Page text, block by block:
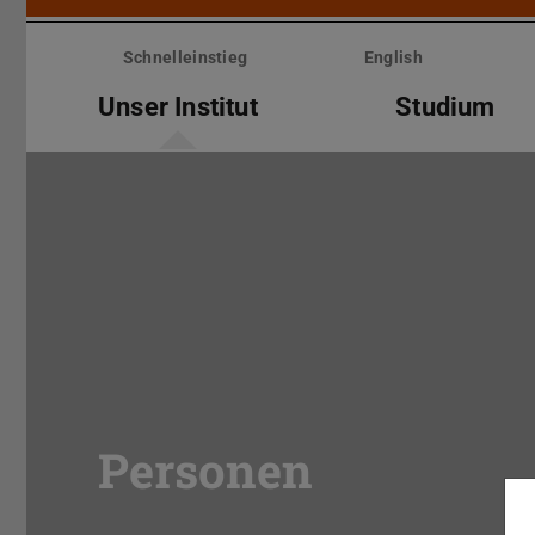
Menü
überspringenSchnelleinstieg English
Unser Institut Studium
Personen